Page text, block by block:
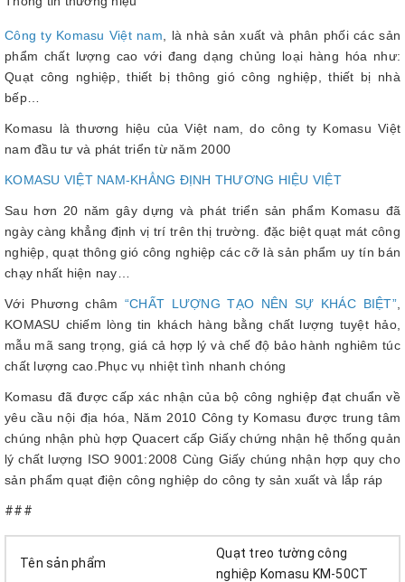
Công ty Komasu Việt nam , là nhà sản xuất và phân phối các sản
phẩm chất lượng cao với đang dạng chủng loại hàng hóa như:
Quạt công nghiệp, thiết bị thông gió công nghiệp, thiết bị nhà
bếp…
Komasu là thương hiệu của Việt nam, do công ty Komasu Việt
nam đầu tư và phát triển từ năm 2000
KOMASU VIỆT NAM-KHẲNG ĐỊNH THƯƠNG HIỆU VIỆT
Sau hơn 20 năm gây dựng và phát triển sản phẩm Komasu đã
ngày càng khẳng định vị trí trên thị trường. đặc biệt quạt mát công
nghiệp, quạt thông gió công nghiệp các cỡ là sản phẩm uy tín bán
chạy nhất hiện nay…
Với Phương châm “CHẤT LƯỢNG TẠO NÊN SỰ KHÁC BIỆT”,
KOMASU chiếm lòng tin khách hàng bằng chất lượng tuyệt hảo,
mẫu mã sang trọng, giá cả hợp lý và chế độ bảo hành nghiêm túc
chất lượng cao.Phục vụ nhiệt tình nhanh chóng
Komasu đã được cấp xác nhận của bộ công nghiệp đạt chuẩn về
yêu cầu nội địa hóa, Năm 2010 Công ty Komasu được trung tâm
chúng nhận phù hợp Quacert cấp Giấy chứng nhận hệ thống quản
lý chất lượng ISO 9001:2008 Cùng Giấy chúng nhận hợp quy cho
sản phẩm quạt điện công nghiệp do công ty sản xuất và lắp ráp
###
Tên sản phẩm
Quạt treo tường công
nghiệp Komasu KM-50CT